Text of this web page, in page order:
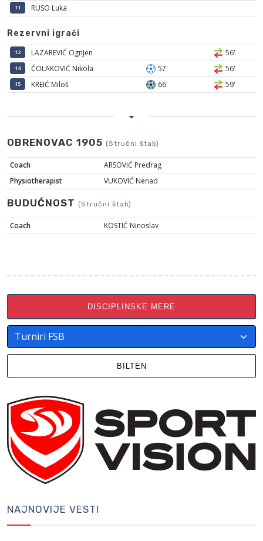
11 RUSO Luka
Rezervni igrači
12 LAZAREVIĆ OgnJen 56'
14 ČOLAKOVIĆ Nikola 57' 56'
15 KREIĆ Miloš 66' 59'
OBRENOVAC 1905 (Stručni štab)
Coach
ARSOVIĆ Predrag
Physiotherapist
VUKOVIĆ Nenad
BUDUĆNOST (Stručni štab)
Coach KOSTIĆ Ninoslav
DISCIPLINSKE MERE
BILTEN
NAJNOVIJE VESTI